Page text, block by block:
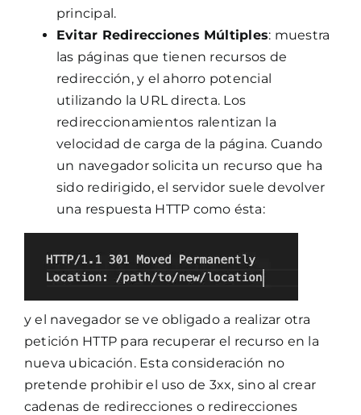
principal.
Evitar Redirecciones Múltiples: muestra
las páginas que tienen recursos de
redirección, y el ahorro potencial
utilizando la URL directa. Los
redireccionamientos ralentizan la
velocidad de carga de la página. Cuando
un navegador solicita un recurso que ha
sido redirigido, el servidor suele devolver
una respuesta HTTP como ésta:
y el navegador se ve obligado a realizar otra
petición HTTP para recuperar el recurso en la
nueva ubicación. Esta consideración no
pretende prohibir el uso de 3xx, sino al crear
cadenas de redirecciones o redirecciones